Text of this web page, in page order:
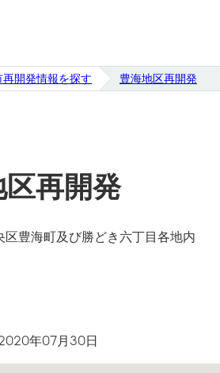
開発情報を探す 豊海地区再開発
区再開発
区豊海町及び勝どき六丁目各地内
年07月30日